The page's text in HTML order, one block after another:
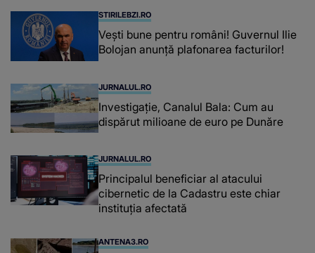
STIRILEBZI.RO
Vești bune pentru români! Guvernul Ilie
Bolojan anunță plafonarea facturilor!
JURNALUL.RO
Investigație, Canalul Bala: Cum au
dispărut milioane de euro pe Dunăre
JURNALUL.RO
Principalul beneficiar al atacului
cibernetic de la Cadastru este chiar
instituţia afectată
ANTENA3.RO